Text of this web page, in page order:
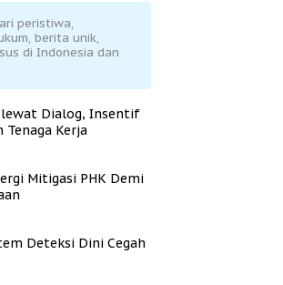
peristiwa,
berita unik,
di Indonesia dan
Dialog, Insentif
Tenaga Kerja
Mitigasi PHK Demi
Deteksi Dini Cegah